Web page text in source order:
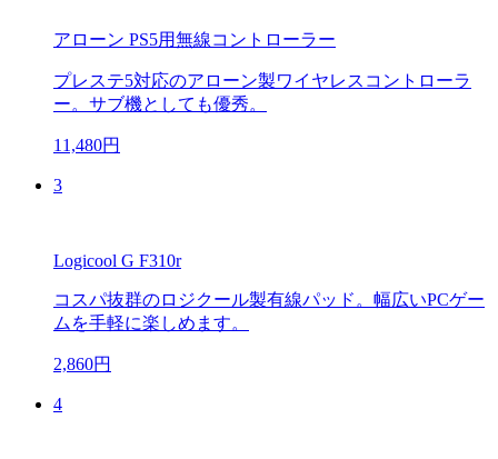
アローン PS5用無線コントローラー
プレステ5対応のアローン製ワイヤレスコントローラ
ー。サブ機としても優秀。
11,480円
3
Logicool G F310r
コスパ抜群のロジクール製有線パッド。幅広いPCゲー
ムを手軽に楽しめます。
2,860円
4